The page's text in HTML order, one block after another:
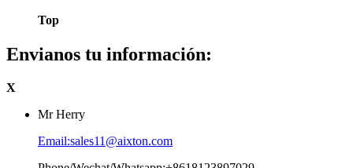
Top
Envianos tu información:
X
Mr Herry
Email:sales11@aixton.com